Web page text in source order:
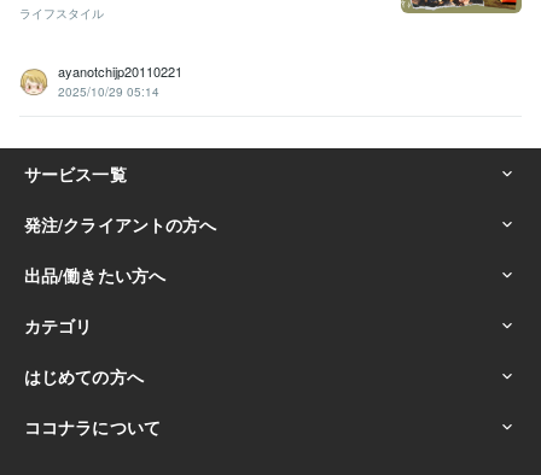
ライフスタイル
ayanotchijp20110221
2025/10/29 05:14